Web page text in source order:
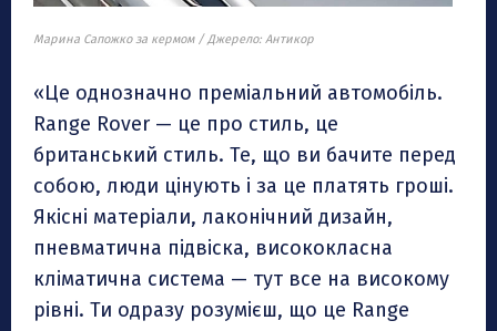
Марина Сапожко за кермом / Джерело: Антикор
«Це однозначно преміальний автомобіль.
Range Rover — це про стиль, це
британський стиль. Те, що ви бачите перед
собою, люди цінують і за це платять гроші.
Якісні матеріали, лаконічний дизайн,
пневматична підвіска, висококласна
кліматична система — тут все на високому
рівні. Ти одразу розумієш, що це Range